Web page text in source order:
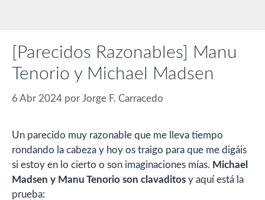
[Parecidos Razonables] Manu
Tenorio y Michael Madsen
6 Abr 2024 por Jorge F. Carracedo
Un parecido muy razonable que me lleva tiempo
rondando la cabeza y hoy os traigo para que me digáis
si estoy en lo cierto o son imaginaciones mías. Michael
Madsen y Manu Tenorio son clavaditos y aquí está la
prueba: